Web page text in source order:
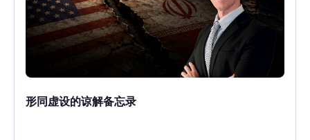
形同虚设的谅解备忘录